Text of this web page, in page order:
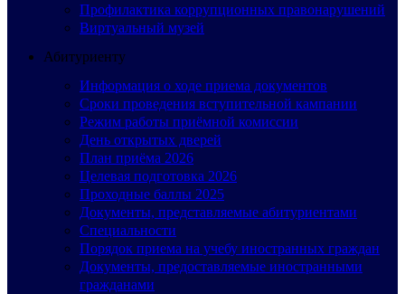
Профилактика коррупционных правонарушений
Виртуальный музей
Абитуриенту
Информация о ходе приема документов
Сроки проведения вступительной кампании
Режим работы приёмной комиссии
День открытых дверей
План приёма 2026
Целевая подготовка 2026
Проходные баллы 2025
Документы, представляемые абитуриентами
Специальности
Порядок приема на учебу иностранных граждан
Документы, предоставляемые иностранными
гражданами